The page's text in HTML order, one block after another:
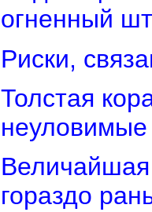
огненный
Риски,
Толстая
Величайшая
гораздо